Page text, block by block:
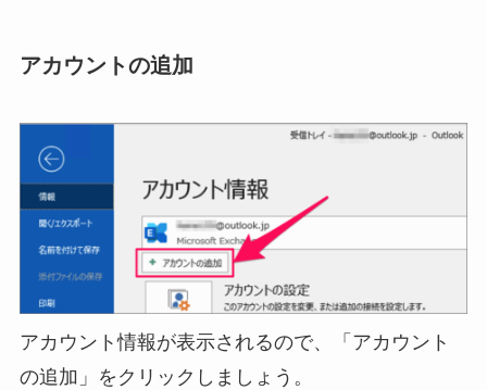
アカウントの追加
アカウント情報が表示されるので、「アカウント
の追加」をクリックしましょう。